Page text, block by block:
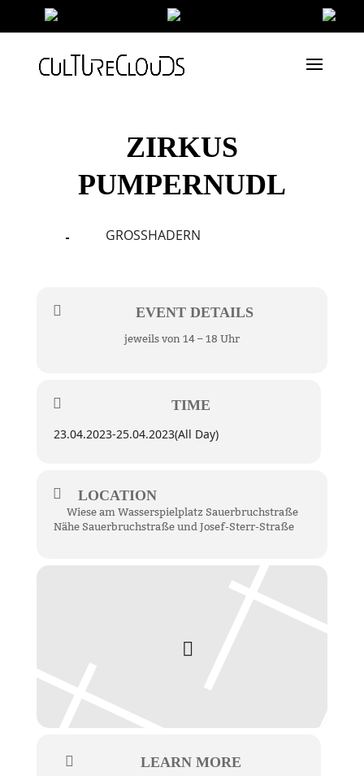
ZIRKUS
PUMPERNUDL
GROSSHADERN
EVENT DETAILS
jeweils von 14 – 18 Uhr
TIME
23.04.2023-25.04.2023(All Day)
LOCATION
Wiese am Wasserspielplatz Sauerbruchstraße
Nähe Sauerbruchstraße und Josef-Sterr-Straße
LEARN MORE